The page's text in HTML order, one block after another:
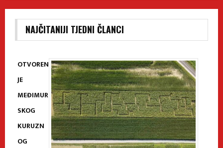
NAJČITANIJI TJEDNI ČLANCI
OTVOREN
JE
MEĐIMUR
SKOG
KURUZN
OG